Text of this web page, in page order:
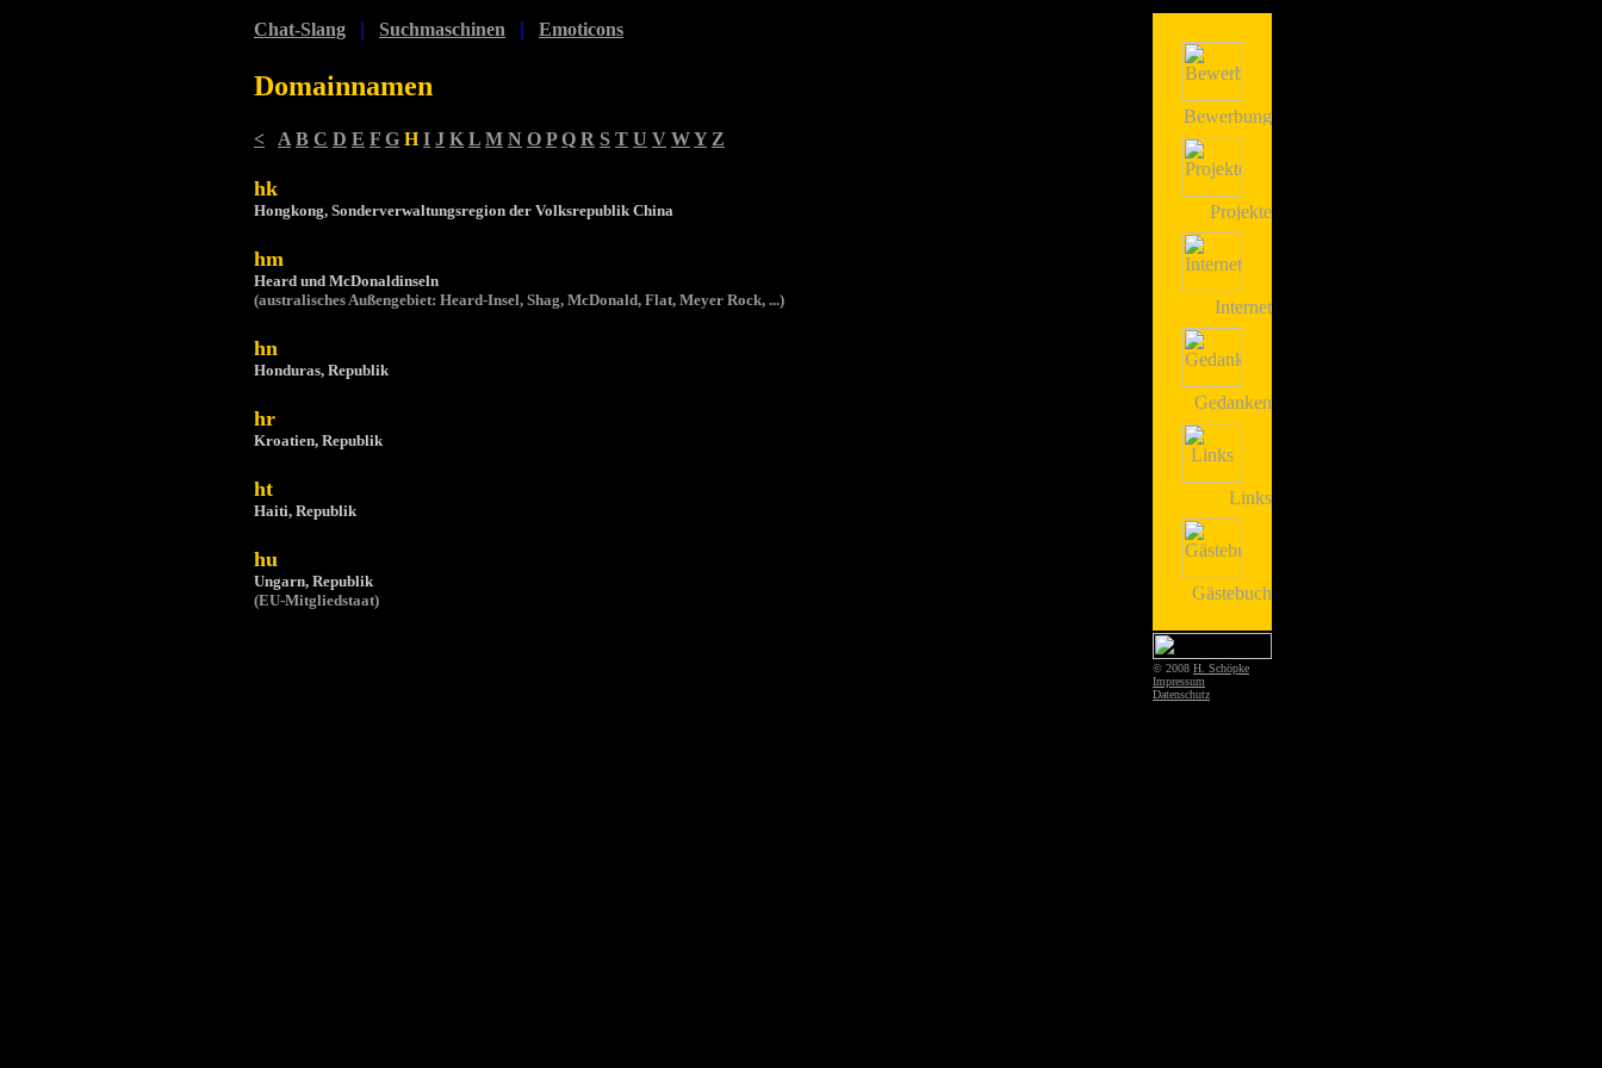
Chat-Slang | Suchmaschinen | Emoticons
Domainnamen
< A B C D E F G HI J K L M N O P Q R S T U V WY Z
hk
Hongkong, Sonderverwaltungsregion der Volksrepublik China
hm
Heard und McDonaldinseln
(australisches Außengebiet: Heard-Insel, Shag, McDonald, Flat, Meyer Rock, ...)
hn
Honduras, Republik
hr
Kroatien, Republik
ht
Haiti, Republik
hu
Ungarn, Republik
(EU-Mitgliedstaat)
© 2008 H. Schöpke
Impressum
Datenschutz